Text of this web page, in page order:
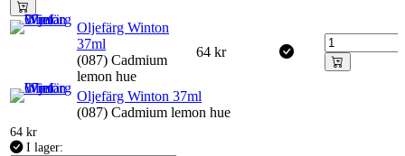
Oljefärg Winton
37ml
(087) Cadmium
lemon hue
64 kr
Oljefärg Winton 37ml
(087) Cadmium lemon hue
64 kr
I lager: